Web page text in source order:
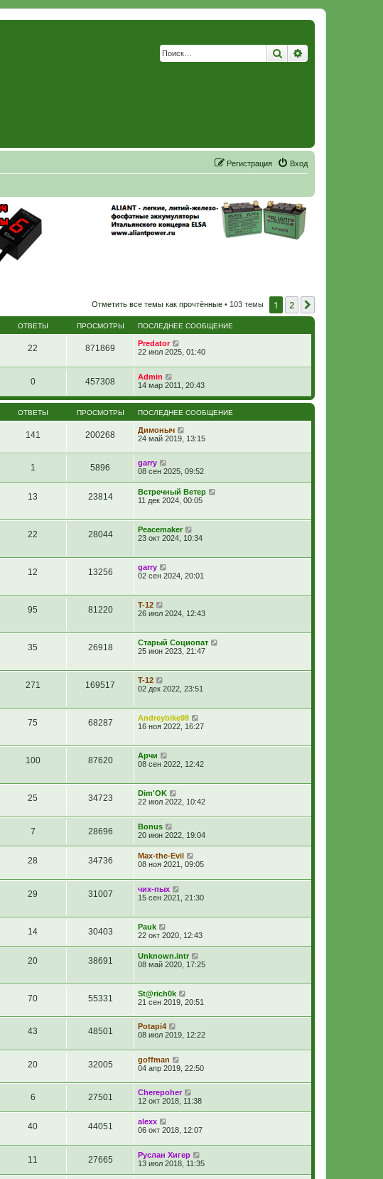
Поиск
Вход
Регистрация
Отметить все темы как прочтённые • 103 темы 1 2
ОТВЕТЫ ПРОСМОТРЫ ПОСЛЕДНЕЕ СООБЩЕНИЕ
22 871869
Predator
22 июл 2025, 01:40
0 457308
Admin
14 мар 2011, 20:43
ОТВЕТЫ ПРОСМОТРЫ ПОСЛЕДНЕЕ СООБЩЕНИЕ
141 200268
Димоныч
24 май 2019, 13:15
1 5896
garry
08 сен 2025, 09:52
13 23814
Встречный Ветер
11 дек 2024, 00:05
22 28044
Peacemaker
23 окт 2024, 10:34
12 13256
garry
02 сен 2024, 20:01
95 81220
T-12
26 июл 2024, 12:43
35 26918
Старый Социопат
25 июн 2023, 21:47
271 169517
T-12
02 дек 2022, 23:51
75 68287
Andreybike98
16 ноя 2022, 16:27
100 87620
Арчи
08 сен 2022, 12:42
25 34723
Dim'OK
22 июл 2022, 10:42
7 28696
Bonus
20 июн 2022, 19:04
28 34736
Max-the-Evil
08 ноя 2021, 09:05
29 31007
чих-пых
15 сен 2021, 21:30
14 30403
Pauk
22 окт 2020, 12:43
20 38691
Unknown.intr
08 май 2020, 17:25
70 55331
St@rich0k
21 сен 2019, 20:51
43 48501
Potapi4
08 июл 2019, 12:22
20 32005
goffman
04 апр 2019, 22:50
6 27501
Cherepoher
12 окт 2018, 11:38
40 44051
alexx
06 окт 2018, 12:07
11 27665
Руслан Хигер
13 июл 2018, 11:35